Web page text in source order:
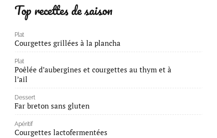
Top recettes de saison
Plat
Courgettes grillées à la plancha
Plat
Poêlée d’aubergines et courgettes au thym et à
l’ail
Dessert
Far breton sans gluten
Apéritif
Courgettes lactofermentées